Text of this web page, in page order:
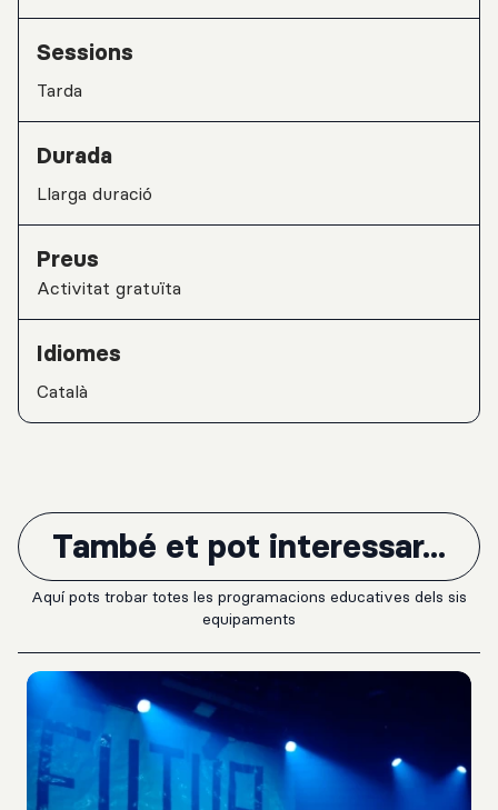
Sessions
tarda
Durada
Llarga duració
Preus
Activitat gratuïta
Idiomes
Català
També et pot interessar...
Aquí pots trobar totes les programacions educatives dels sis
equipaments